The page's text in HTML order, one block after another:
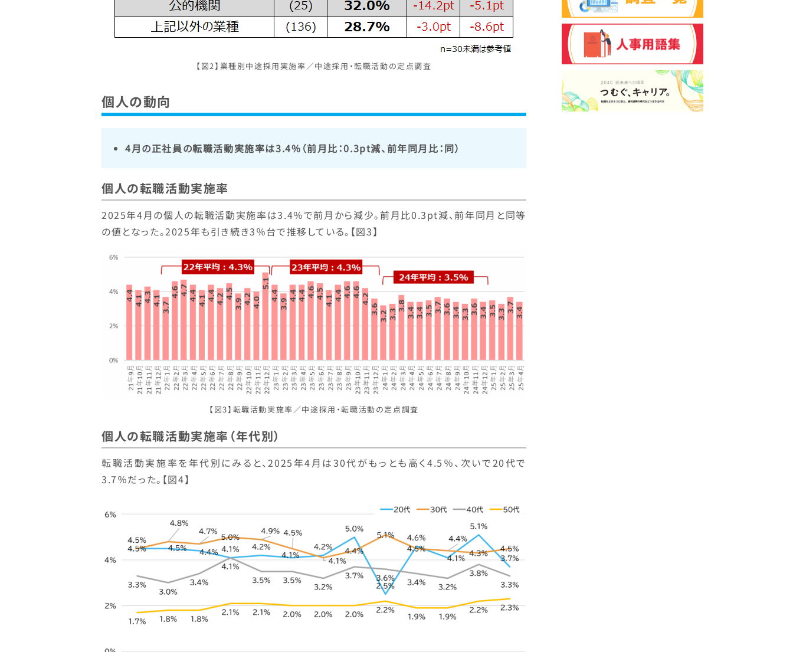
【図2】業種別中途採用実施率／中途採用・転職活動の定点調査
個人の動向
4月の正社員の転職活動実施率は3.4%（前月比：0.3pt減、前年同月比：同）
個人の転職活動実施率
2025年4月の個人の転職活動実施率は3.4％で前月から減少。前月比0.3pt減、前年同月と同等
の値となった。2025年も引き続き3％台で推移している。【図3】
【図3】転職活動実施率／中途採用・転職活動の定点調査
個人の転職活動実施率（年代別）
転職活動実施率を年代別にみると、2025年4月は30代がもっとも高く4.5％、次いで20代で
3.7％だった。【図4】